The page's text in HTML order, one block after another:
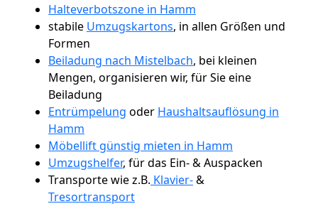
Halteverbotszone in Hamm
stabile Umzugskartons, in allen Größen und
Formen
Beiladung nach Mistelbach, bei kleinen
Mengen, organisieren wir, für Sie eine
Beiladung
Entrümpelung oder Haushaltsauflösung in
Hamm
Möbellift günstig mieten in Hamm
Umzugshelfer, für das Ein- & Auspacken
Transporte wie z.B. Klavier-&
Tresortransport